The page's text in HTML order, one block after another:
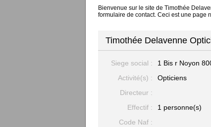
Bienvenue sur le site de Timothée
formulaire de contact. Ceci est une page
Timothée Delavenne
Siege social : 1 Bis r Noyon
Activité(s) :
Opticiens
Directeur :
Effectif :
1 personne(s)
Code Naf :